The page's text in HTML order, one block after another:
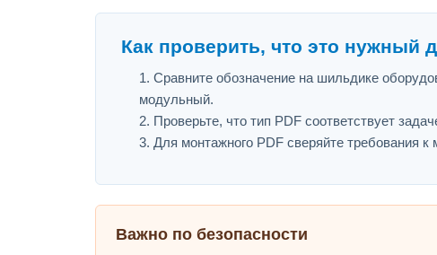
Как проверить, что это нужный
Сравните обозначение на шильдике
модульный.
Проверьте, что тип PDF соответствует
Для монтажного PDF сверяйте требования
Важно по безопасности